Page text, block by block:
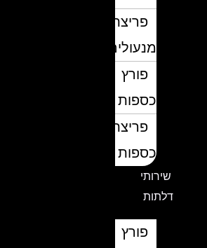
פריצת
מנעולים
פורץ
כספות
פריצת
כספות
שירותי
דלתות
פורץ